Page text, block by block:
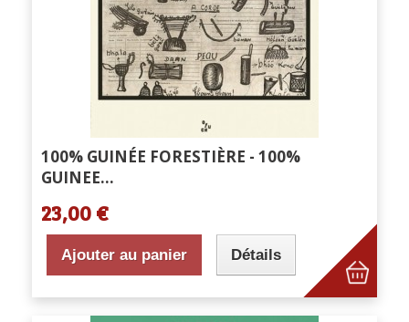
100% GUINÉE FORESTIÈRE - 100%
GUINEE...
23,00 €
Ajouter au panier Détails